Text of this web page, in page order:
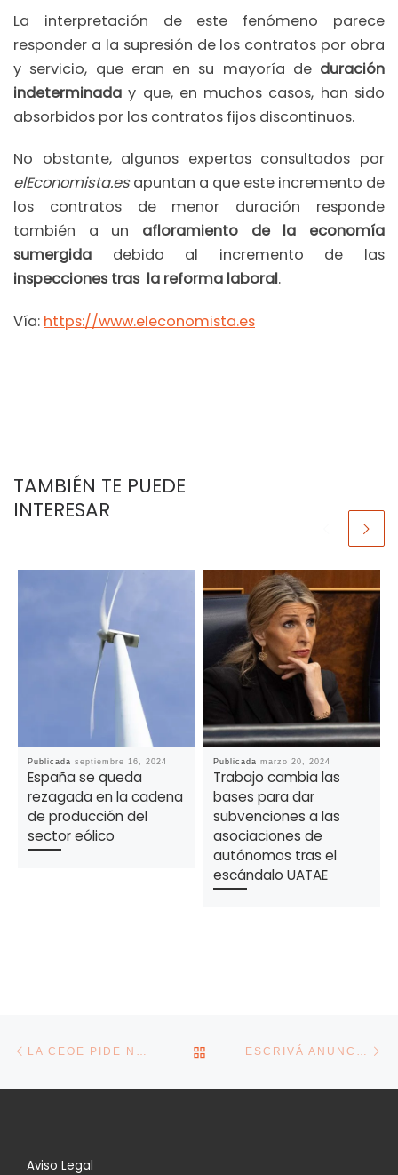
La interpretación de este fenómeno parece
responder a la supresión de los contratos por obra
y servicio, que eran en su mayoría de duración
indeterminada y que, en muchos casos, han sido
absorbidos por los contratos fijos discontinuos.
No obstante, algunos expertos consultados por
elEconomista.esapuntan a que este incremento de
los contratos de menor duración responde
también a un afloramiento de la economía
sumergida debido al incremento de las
inspecciones tras la reforma laboral.
Vía: https://www.eleconomista.es
TAMBIÉN TE PUEDE
INTERESAR
Publicada septiembre 16, 2024
España se queda
rezagada en la cadena
de producción del
sector eólico
Publicada marzo 20, 2024
Trabajo cambia las
bases para dar
subvenciones a las
asociaciones de
autónomos tras el
escándalo UATAE
VOLVER A LA LISTA DE
Aviso Legal